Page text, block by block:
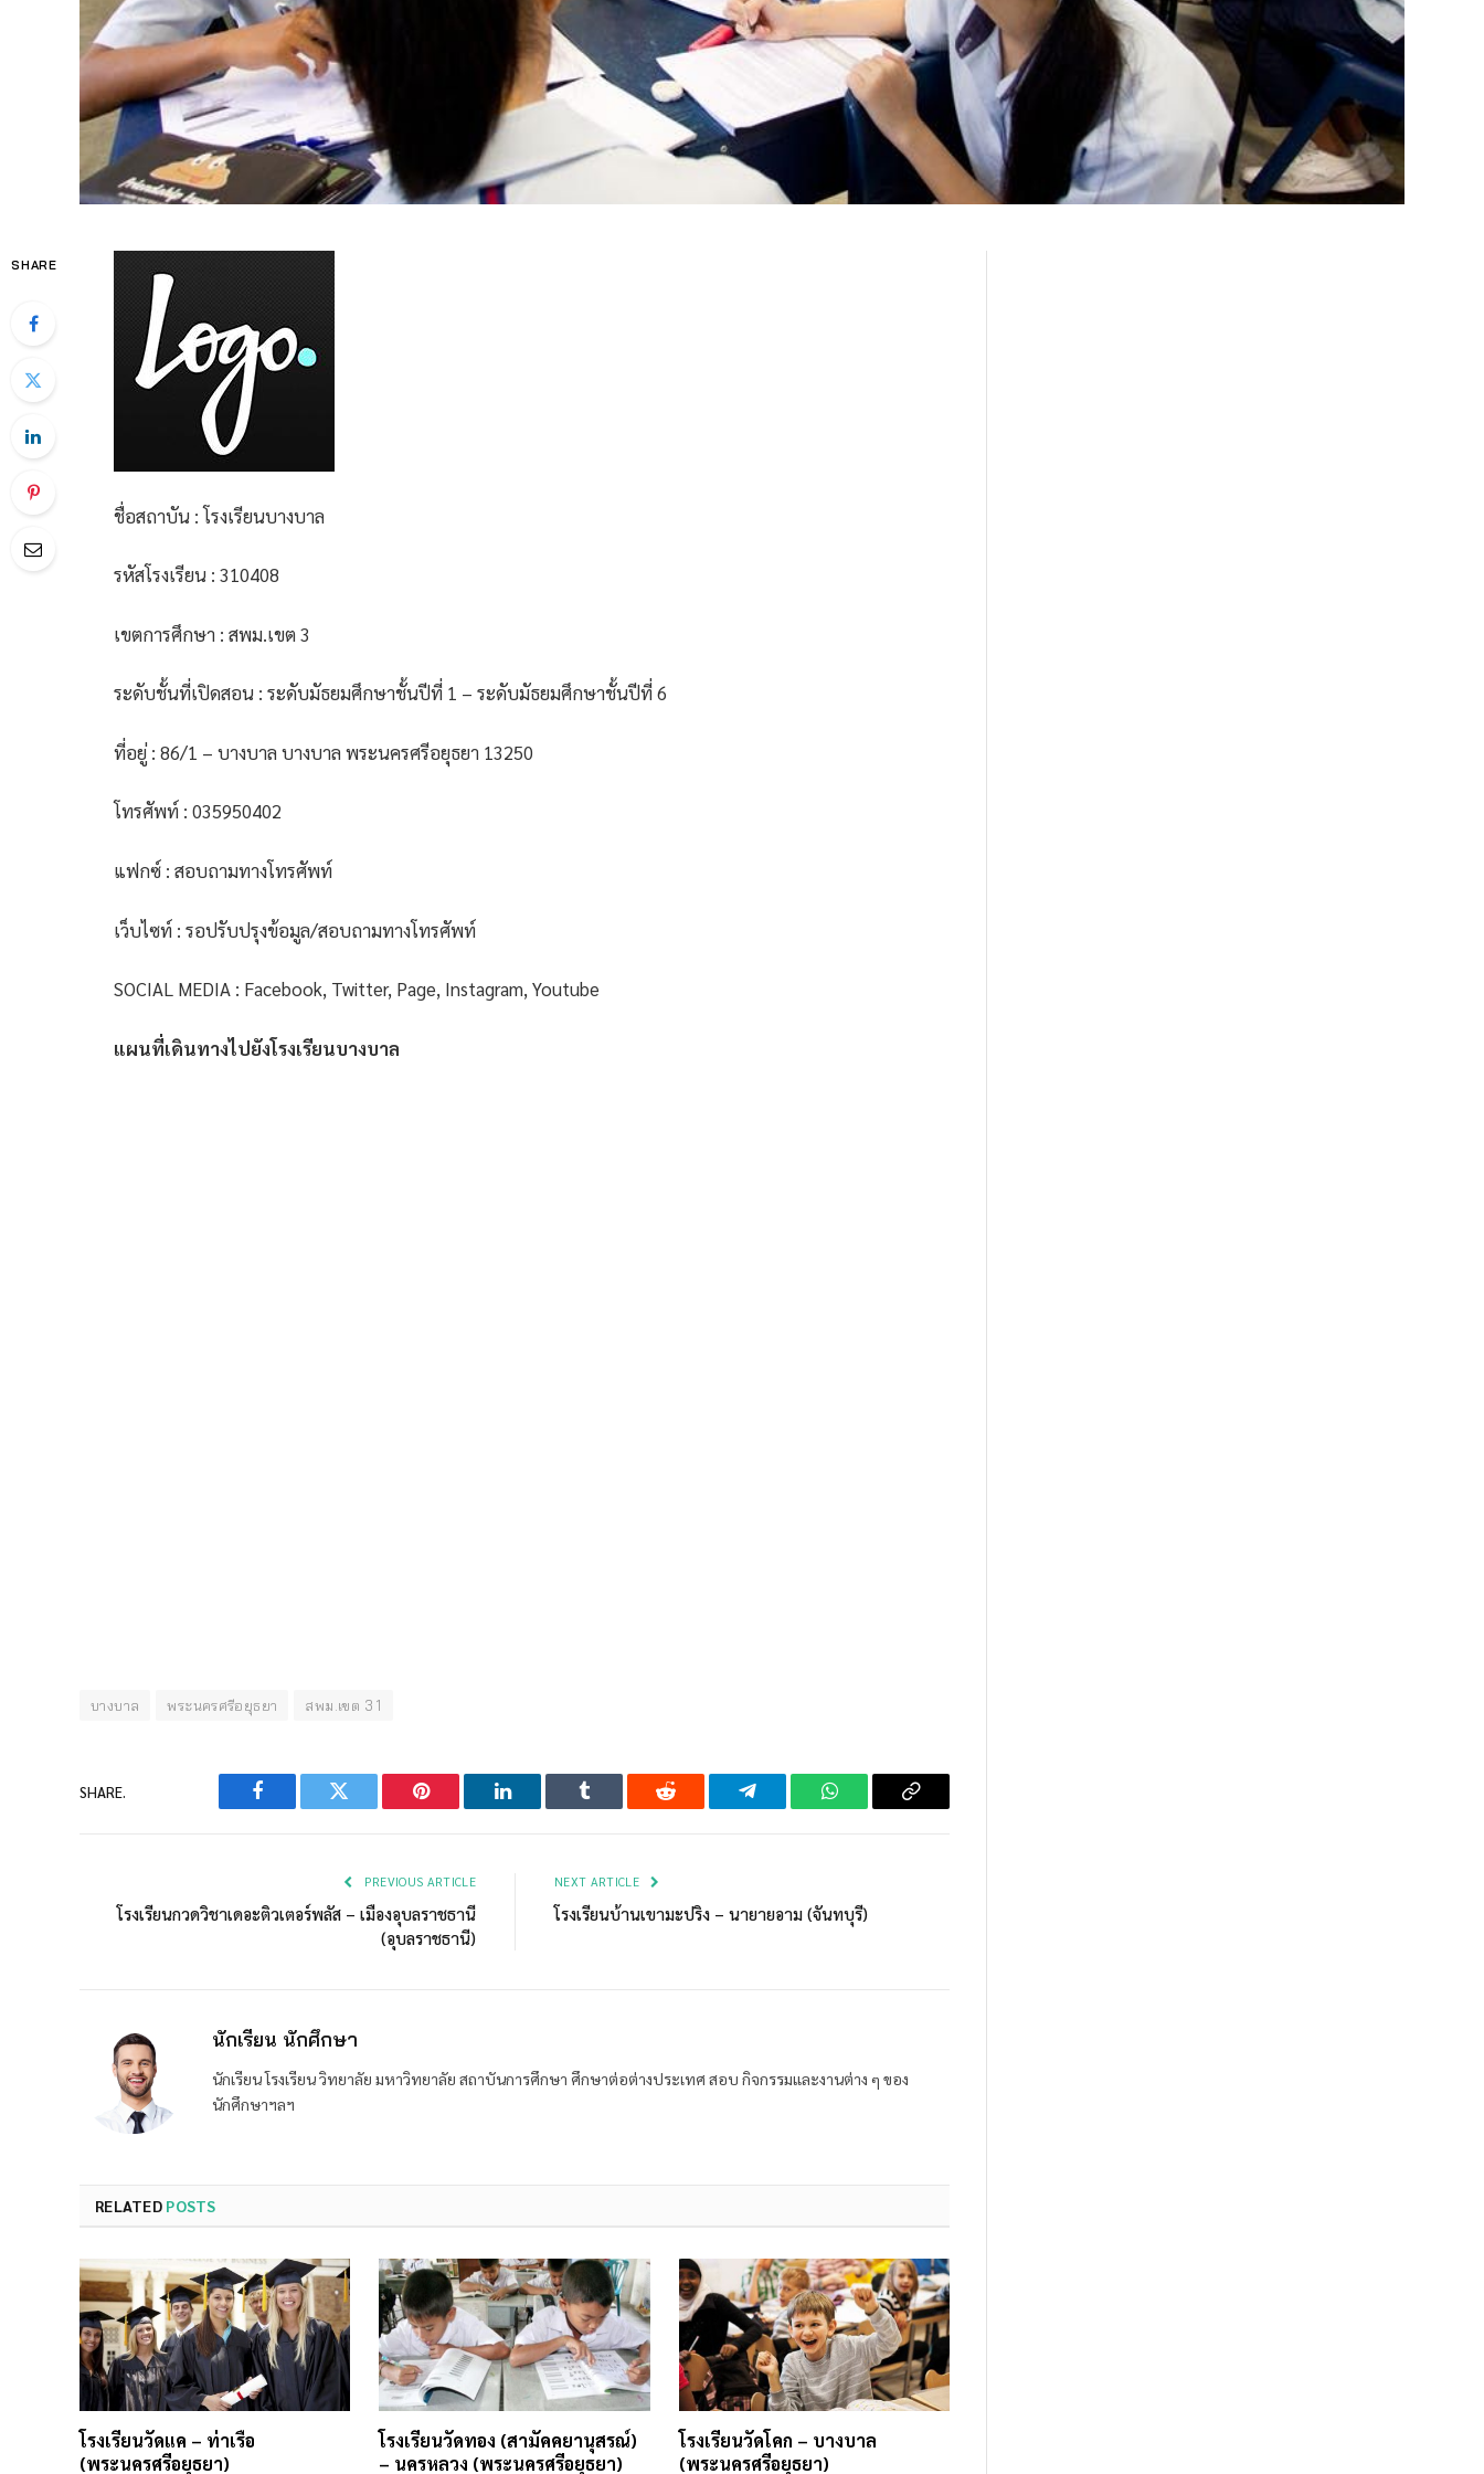
SHARE
ชื่อสถาบัน : โรงเรียนบางบาล
รหัสโรงเรียน : 310408
เขตการศึกษา : สพม.เขต 3
ระดับชั้นที่เปิดสอน : ระดับมัธยมศึกษาชั้นปีที่ 1 – ระดับมัธยมศึกษาชั้นปีที่ 6
ที่อยู่ : 86/1 – บางบาล บางบาล พระนครศรีอยุธยา 13250
โทรศัพท์ : 035950402
แฟกซ์ : สอบถามทางโทรศัพท์
เว็บไซท์ : รอปรับปรุงข้อมูล/สอบถามทางโทรศัพท์
SOCIAL MEDIA : Facebook, Twitter, Page, Instagram, Youtube
แผนที่เดินทางไปยังโรงเรียนบางบาล
บางบาล พระนครศรีอยุธยา สพม.เขต 3 1
SHARE.
Facebook Twitter Pinterest LinkedIn Tumblr Reddit Telegram WhatsAppCopy
PREVIOUS ARTICLE
โรงเรียนกวดวิชาเดอะติวเตอร์พลัส – เมืองอุบลราชธานี
(อุบลราชธานี)
NEXT ARTICLE
โรงเรียนบ้านเขามะปริง – นายายอาม (จันทบุรี)
นักเรียน นักศึกษา
นักเรียน โรงเรียน วิทยาลัย มหาวิทยาลัย สถาบันการศึกษา ศึกษาต่อต่างประเทศ สอบ กิจกรรมและงานต่าง ๆ ของ
นักศึกษาฯลฯ
RELATED POSTS
โรงเรียนวัดแค – ท่าเรือ
(พระนครศรีอยุธยา)
โรงเรียนวัดทอง (สามัคคยานุสรณ์)
– นครหลวง (พระนครศรีอยุธยา)
โรงเรียนวัดโคก – บางบาล
(พระนครศรีอยุธยา)